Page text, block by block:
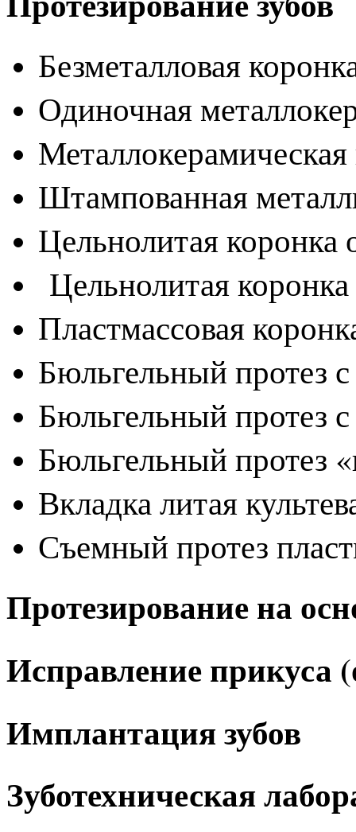
Безметалловая
Одиночная
Штампованная
Цельнолитая коронка
Цельнолитая
Пластмассовая
Бюльгельный протез
Бюльгельный протез
Бюльгельный протез
Вкладка литая
Съемный протез
Протезирование на
Исправление прикуса
Имплантация зубов
Зуботехническая